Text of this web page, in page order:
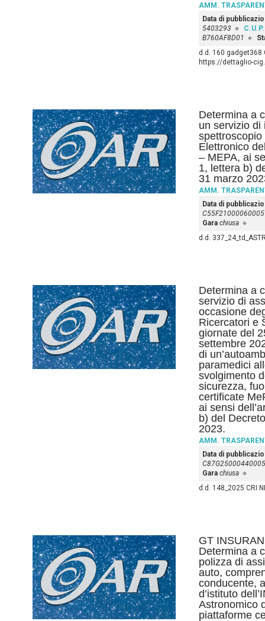
AMM.
Data di
5403293
C.U.P.
B760AF8D01
d.d. 160 gadget368
https://dettaglio-
Determina a
un servizio di
Elettronico
– MEPA, ai
1, lettera b)
31 marzo
AMM.
Data di
C55F21000060005
Gara chiusa
d.d.
Determina a
servizio di
occasione
Ricercatori e
giornate del
settembre
di
paramedici
svolgimento
sicurezza,
certificate
ai sensi
b) del
2023.
AMM.
Data di
C87G25000440005
Gara chiusa
d.d. 148_2025 CRI
GT
Determina a
polizza di
auto,
conducente,
d’istituto
Astronomico
piattaforme